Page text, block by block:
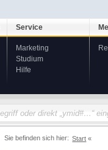
Service
Marketing
Studium
Hilfe
Sie befinden sich hier: Start